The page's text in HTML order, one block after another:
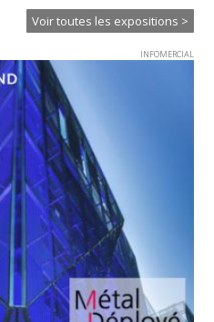
Voir toutes les expositions >
INFOMERCIAL